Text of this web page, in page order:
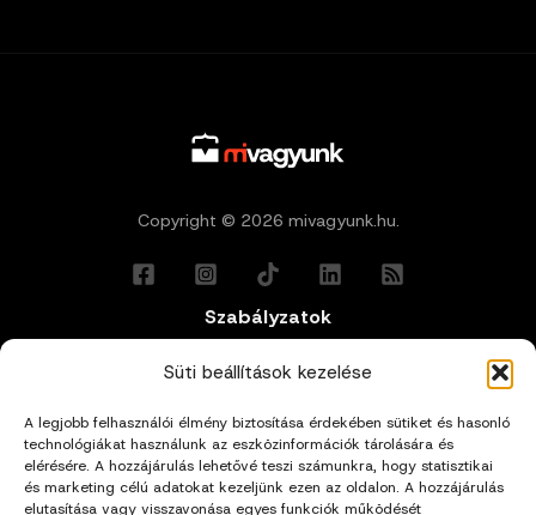
Süti beállítások kezelése
A legjobb felhasználói élmény biztosítása érdekében sütiket és hasonló
technológiákat használunk az eszközinformációk tárolására és
elérésére. A hozzájárulás lehetővé teszi számunkra, hogy statisztikai
és marketing célú adatokat kezeljünk ezen az oldalon. A hozzájárulás
elutasítása vagy visszavonása egyes funkciók működését
Copyright © 2026 mivagyunk.hu.
Szabályzatok
Általános Felhasználási Feltételek
Adatkezelési Tájékoztató
Impresszum